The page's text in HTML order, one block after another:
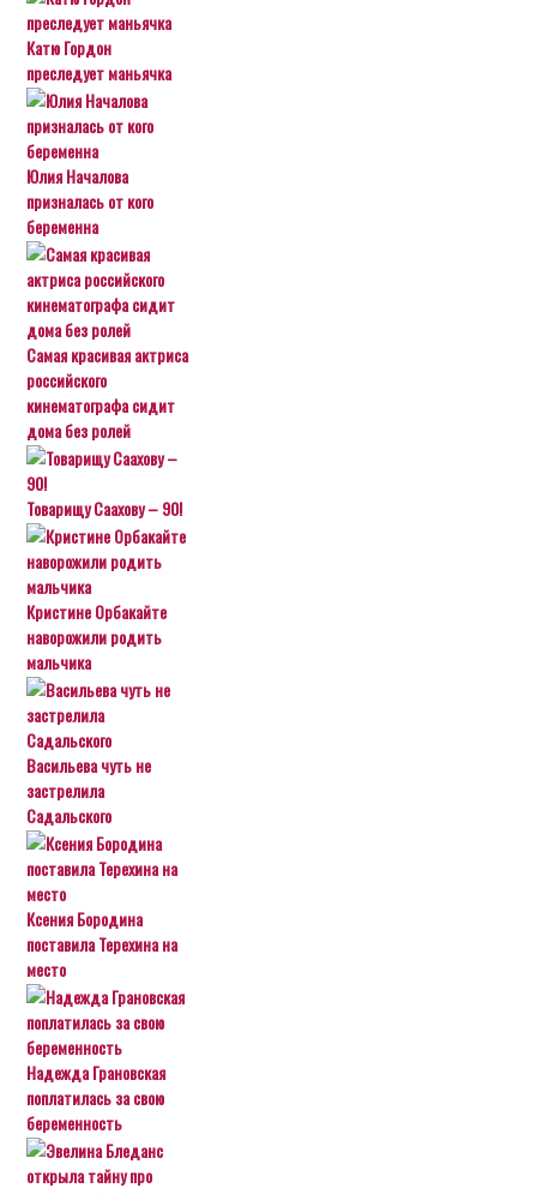
Катю Гордон
преследует маньячка
Юлия Началова
призналась от кого
беременна
Самая красивая актриса
российского
кинематографа сидит
дома без ролей
Товарищу Саахову – 90!
Кристине Орбакайте
наворожили родить
мальчика
Васильева чуть не
застрелила
Садальского
Ксения Бородина
поставила Терехина на
место
Надежда Грановская
поплатилась за свою
беременность